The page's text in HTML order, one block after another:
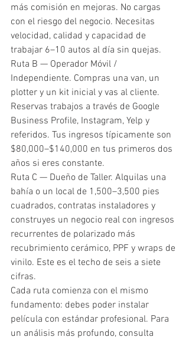
más comisión en mejoras. No cargas
con el riesgo del negocio. Necesitas
velocidad, calidad y capacidad de
trabajar 6–10 autos al día sin quejas.
Ruta B — Operador Móvil /
Independiente. Compras una van, un
plotter y un kit inicial y vas al cliente.
Reservas trabajos a través de Google
Business Profile, Instagram, Yelp y
referidos. Tus ingresos típicamente son
$80,000–$140,000 en tus primeros dos
años si eres constante.
Ruta C — Dueño de Taller. Alquilas una
bahía o un local de 1,500–3,500 pies
cuadrados, contratas instaladores y
construyes un negocio real con ingresos
recurrentes de polarizado más
recubrimiento cerámico, PPF y wraps de
vinilo. Este es el techo de seis a siete
cifras.
Cada ruta comienza con el mismo
fundamento: debes poder instalar
película con estándar profesional. Para
un análisis más profundo, consulta